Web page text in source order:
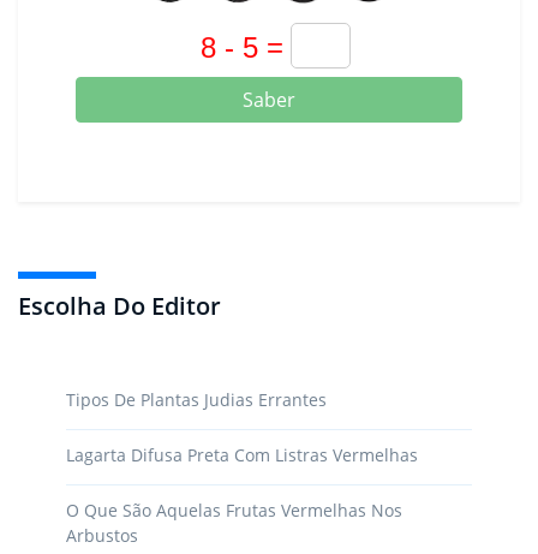
Saber
Escolha Do Editor
Tipos De Plantas Judias Errantes
Lagarta Difusa Preta Com Listras Vermelhas
O Que São Aquelas Frutas Vermelhas Nos
Arbustos